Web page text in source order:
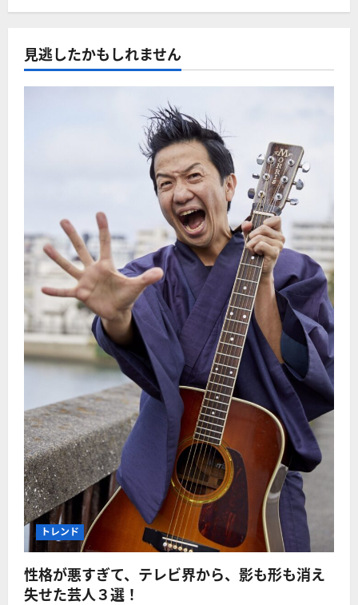
見逃したかもしれません
トレンド
性格が悪すぎて、テレビ界から、影も形も消え
失せた芸人３選！